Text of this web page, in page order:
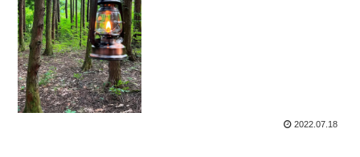
2022.07.18